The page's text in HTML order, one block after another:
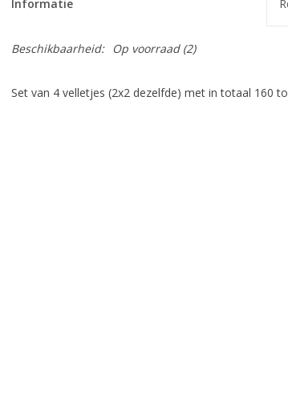
Informatie
Beschikbaarheid: Op voorraad(2)
Set van 4 velletjes (2x2 dezelfde) met in totaal 160